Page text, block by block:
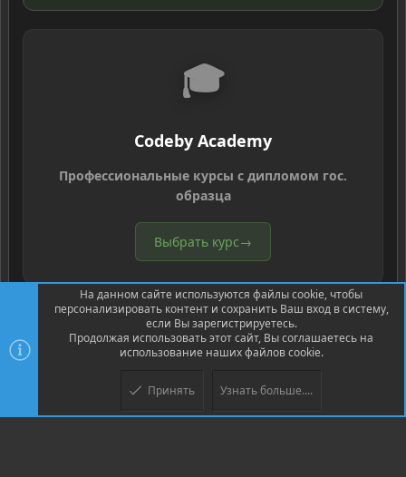
🎓
Codeby Academy
Профессиональные курсы с дипломом гос.
образца
Выбрать курс→
Community platform by XenForo ® © 2010-2026 XenForo Ltd.
© Jason Axelrod of 8WAYRUN
На данном сайте используются файлы cookie, чтобы
персонализировать контент и сохранить Ваш вход в систему,
если Вы зарегистрируетесь.
Продолжая использовать этот сайт, Вы соглашаетесь на
использование наших файлов cookie.
Принять Узнать больше....